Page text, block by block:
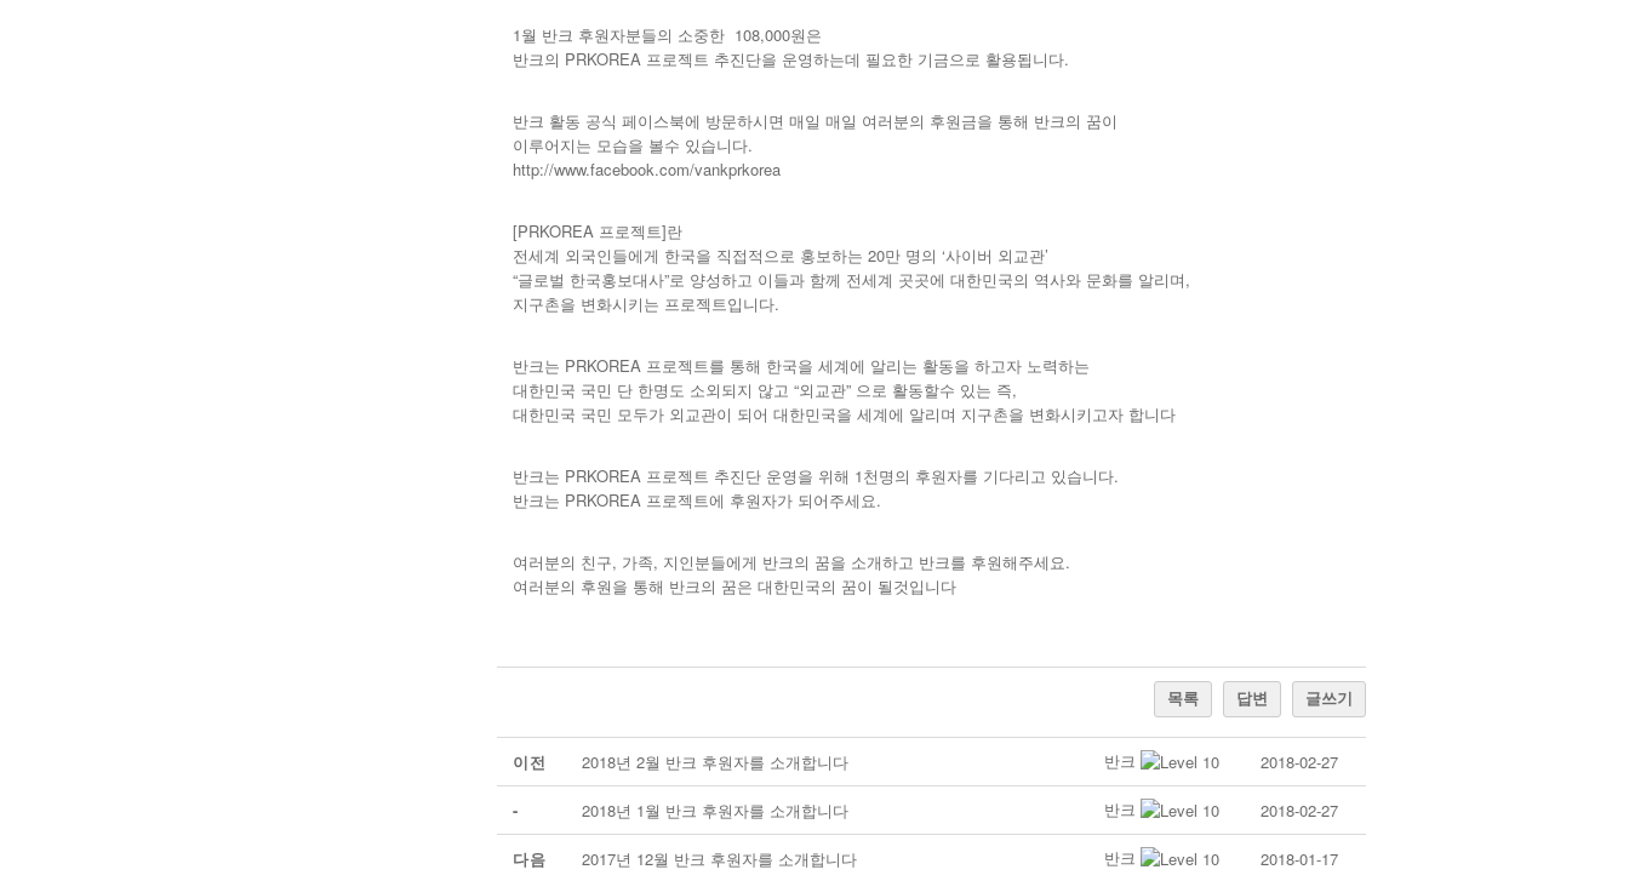
1월 반크 후원자분들의 소중한 108,000원은
반크의 PRKOREA 프로젝트 추진단을 운영하는데 필요한 기금으로 활용됩니다.
반크 활동 공식 페이스북에 방문하시면 매일 매일 여러분의 후원금을 통해 반크의 꿈이
이루어지는 모습을 볼수 있습니다.
http://www.facebook.com/vankprkorea
[PRKOREA 프로젝트]란
전세계 외국인들에게 한국을 직접적으로 홍보하는 20만 명의 ‘사이버 외교관’
“글로벌 한국홍보대사”로 양성하고 이들과 함께 전세계 곳곳에 대한민국의 역사와 문화를 알리며,
지구촌을 변화시키는 프로젝트입니다.
반크는 PRKOREA 프로젝트를 통해 한국을 세계에 알리는 활동을 하고자 노력하는
대한민국 국민 단 한명도 소외되지 않고 “외교관” 으로 활동할수 있는 즉,
대한민국 국민 모두가 외교관이 되어 대한민국을 세계에 알리며 지구촌을 변화시키고자 합니다
반크는 PRKOREA 프로젝트 추진단 운영을 위해 1천명의 후원자를 기다리고 있습니다.
반크는 PRKOREA 프로젝트에 후원자가 되어주세요.
여러분의 친구, 가족, 지인분들에게 반크의 꿈을 소개하고 반크를 후원해주세요.
여러분의 후원을 통해 반크의 꿈은 대한민국의 꿈이 될것입니다
목록 답변 글쓰기
이전 2018년 2월 반크 후원자를 소개합니다 반크 2018-02-27
- 2018년 1월 반크 후원자를 소개합니다 반크 2018-02-27
다음 2017년 12월 반크 후원자를 소개합니다 반크 2018-01-17